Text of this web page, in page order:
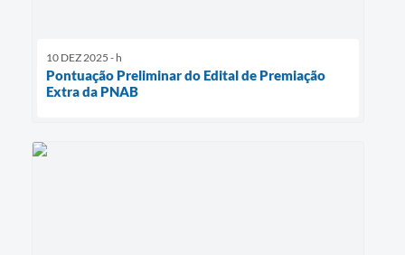
10 DEZ 2025 - h
Pontuação Preliminar do Edital de Premiação
Extra da PNAB